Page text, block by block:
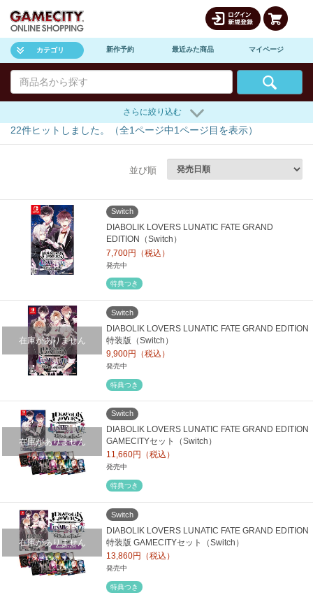
カテゴリ 新作予約 最近みた商品 マイページ
さらに絞り込む
22件ヒットしました。（全1ページ中1ページ目を表示）
並び順
Switch
DIABOLIK LOVERS LUNATIC FATE GRAND
EDITION（Switch）
7,700円（税込）
発売中
特典つき
在庫がありません
Switch
DIABOLIK LOVERS LUNATIC FATE GRAND EDITION
特装版（Switch）
9,900円（税込）
発売中
特典つき
在庫がありません
Switch
DIABOLIK LOVERS LUNATIC FATE GRAND EDITION
GAMECITYセット（Switch）
11,660円（税込）
発売中
特典つき
在庫がありません
Switch
DIABOLIK LOVERS LUNATIC FATE GRAND EDITION
特装版 GAMECITYセット（Switch）
13,860円（税込）
発売中
特典つき